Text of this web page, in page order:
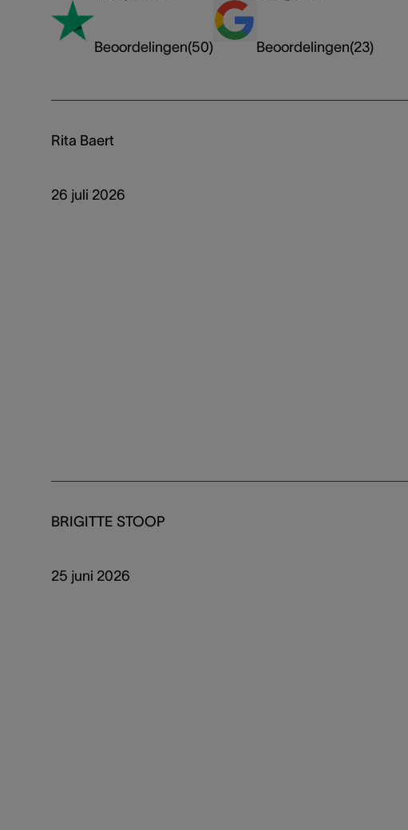
Beoordelingen(50) Beoordelingen(23)
Rita Baert
26 juli 2026
BRIGITTE STOOP
25 juni 2026